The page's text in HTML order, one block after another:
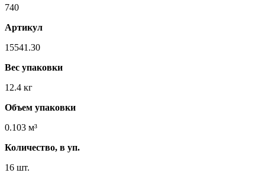
740
Артикул
15541.30
Вес упаковки
12.4 кг
Объем упаковки
0.103 м³
Количество, в уп.
16 шт.